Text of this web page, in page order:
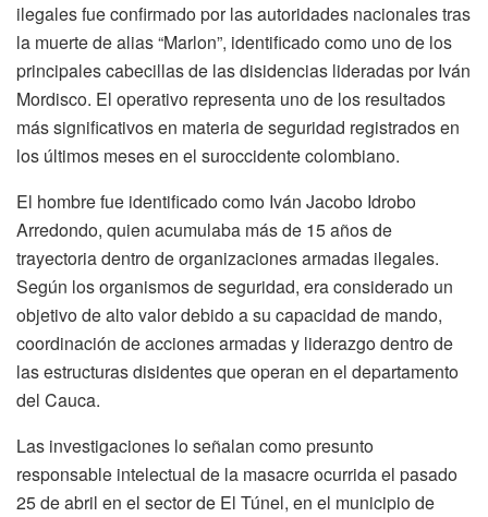
ilegales fue confirmado por las autoridades nacionales tras
la muerte de alias “Marlon”, identificado como uno de los
principales cabecillas de las disidencias lideradas por Iván
Mordisco. El operativo representa uno de los resultados
más significativos en materia de seguridad registrados en
los últimos meses en el suroccidente colombiano.
El hombre fue identificado como Iván Jacobo Idrobo
Arredondo, quien acumulaba más de 15 años de
trayectoria dentro de organizaciones armadas ilegales.
Según los organismos de seguridad, era considerado un
objetivo de alto valor debido a su capacidad de mando,
coordinación de acciones armadas y liderazgo dentro de
las estructuras disidentes que operan en el departamento
del Cauca.
Las investigaciones lo señalan como presunto
responsable intelectual de la masacre ocurrida el pasado
25 de abril en el sector de El Túnel, en el municipio de